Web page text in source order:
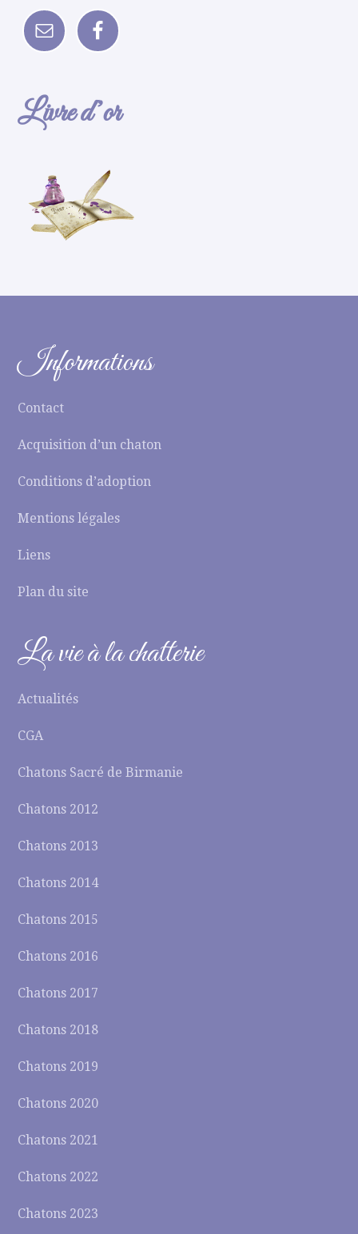
Livre d’or
Informations
Contact
Acquisition d’un chaton
Conditions d’adoption
Mentions légales
Liens
Plan du site
La vie à la chatterie
Actualités
CGA
Chatons Sacré de Birmanie
Chatons 2012
Chatons 2013
Chatons 2014
Chatons 2015
Chatons 2016
Chatons 2017
Chatons 2018
Chatons 2019
Chatons 2020
Chatons 2021
Chatons 2022
Chatons 2023